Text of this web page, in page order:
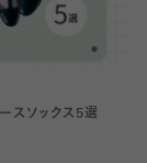
ースソックス5選